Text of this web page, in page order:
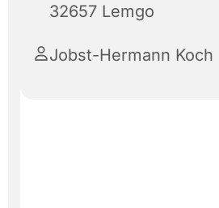
32657 Lemgo
Jobst-Hermann Koch